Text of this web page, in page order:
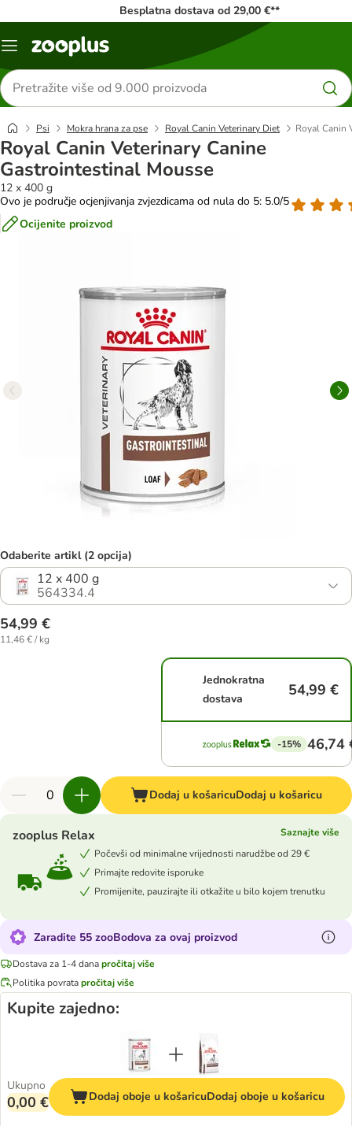
Besplatna dostava od 29,00 €**
Izbornik
Traži
proizvode
Psi Mokra hrana za pse Royal Canin Veterinary Diet Royal Canin
Royal Canin Veterinary Canine
Gastrointestinal Mousse
12 x 400 g
Ovo je područje ocjenjivanja zvjezdicama od nula do 5: 5.0/5
Ocijenite proizvod
Odaberite artikl (2 opcija)
12 x 400 g
564334.4
54,99 €
11,46 € / kg
Jednokratna
dostava
54,99 €
-15% 46,74
Dodaj u košaricuDodaj u košaricu
zooplus Relax
Saznajte više
Počevši od minimalne vrijednosti narudžbe od 29 €
Primajte redovite isporuke
Promijenite, pauzirajte ili otkažite u bilo kojem trenutku
Zaradite 55 zooBodova za ovaj proizvod
Dostava za 1-4 danapročitaj više
Politika povratapročitaj više
Kupite zajedno:
Ukupno
0,00 € Dodaj oboje u košaricuDodaj oboje u košaricu